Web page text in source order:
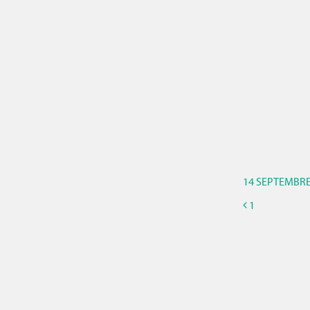
14
1